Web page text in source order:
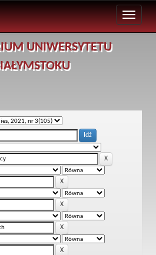
UNIWERSYTETU